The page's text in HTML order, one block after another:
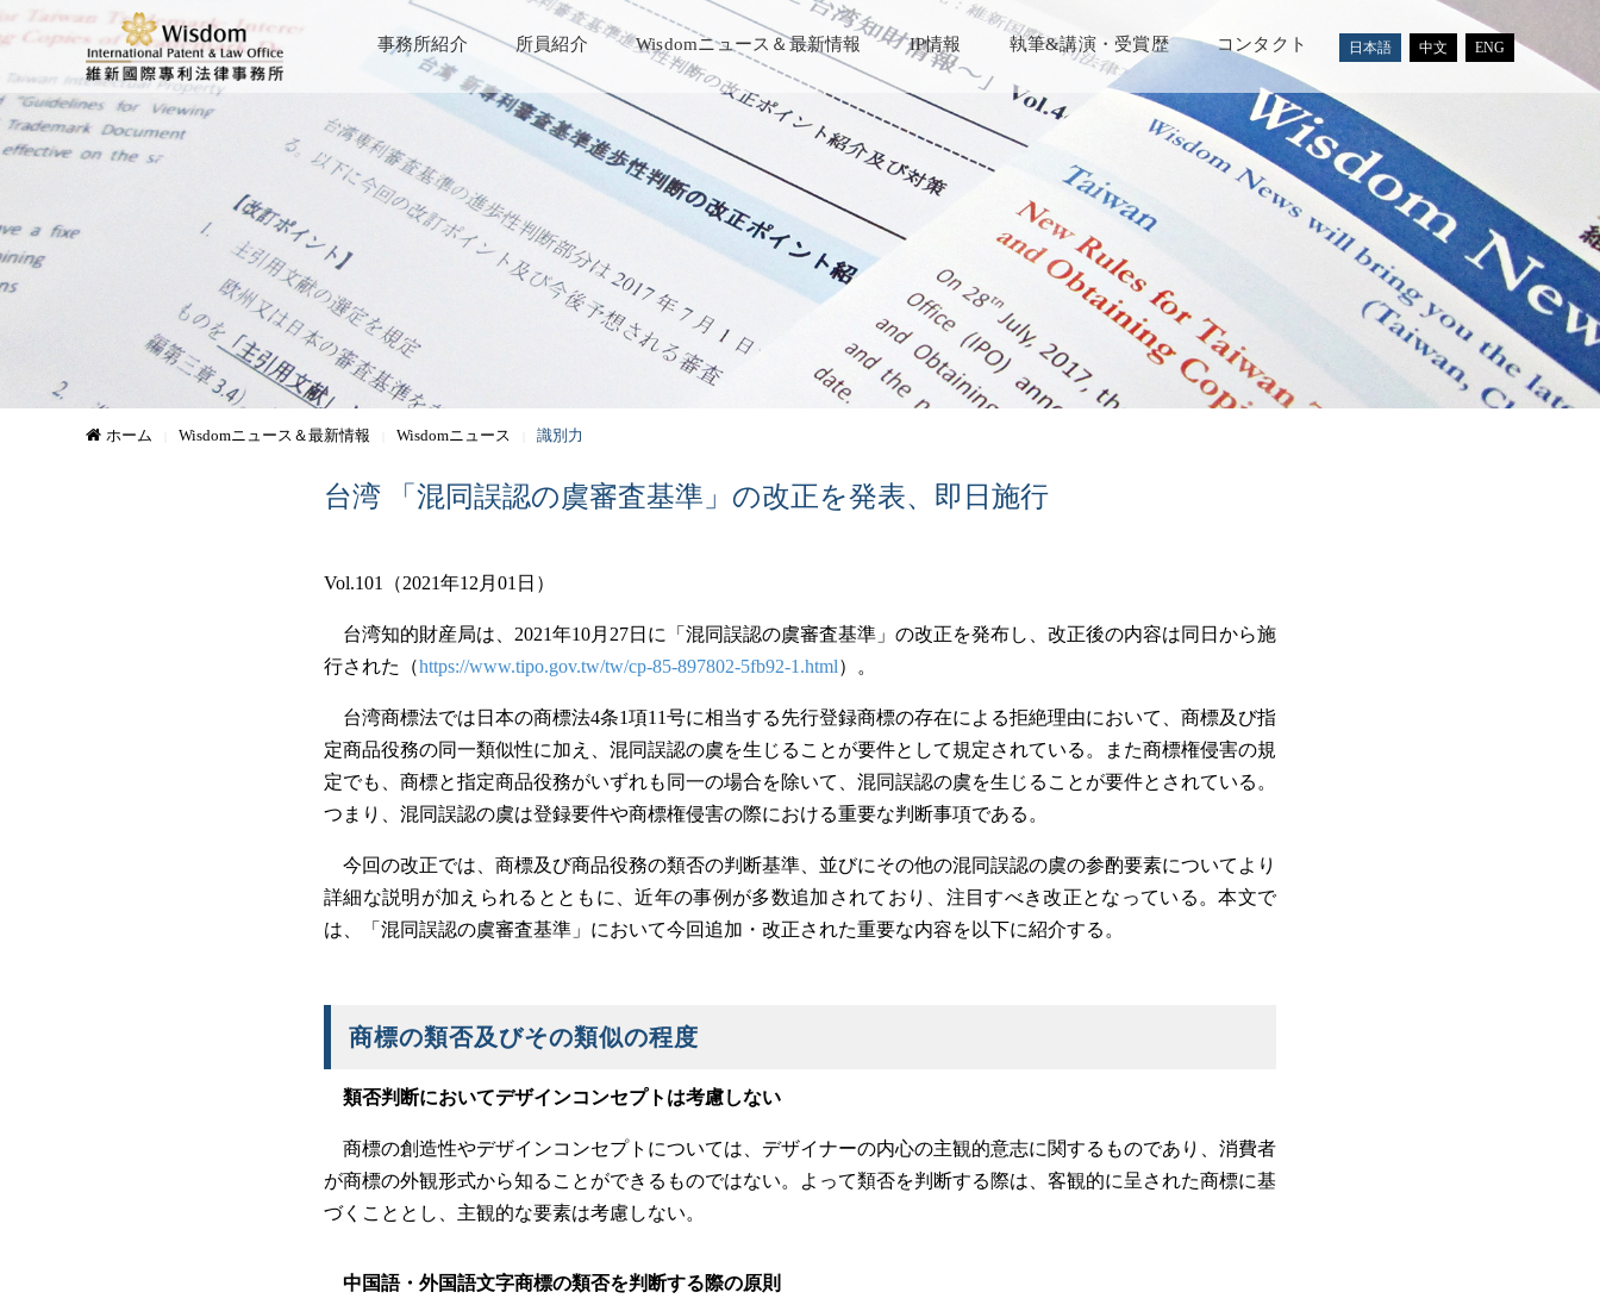
日本語 中文 ENG
事務所紹介 所員紹介 Wisdomニュース＆最新情報 IP情報 執筆&講演・受賞歴 コンタクト
ホーム Wisdomニュース＆最新情報 Wisdomニュース 識別力
台湾 「混同誤認の虞審査基準」の改正を発表、即日施行
Vol.101（2021年12月01日）
台湾知的財産局は、2021年10月27日に「混同誤認の虞審査基準」の改正を発布し、改正後の内容は同日から施
行された（https://www.tipo.gov.tw/tw/cp-85-897802-5fb92-1.html）。
台湾商標法では日本の商標法4条1項11号に相当する先行登録商標の存在による拒絶理由において、商標及び指
定商品役務の同一類似性に加え、混同誤認の虞を生じることが要件として規定されている。また商標権侵害の規
定でも、商標と指定商品役務がいずれも同一の場合を除いて、混同誤認の虞を生じることが要件とされている。
つまり、混同誤認の虞は登録要件や商標権侵害の際における重要な判断事項である。
今回の改正では、商標及び商品役務の類否の判断基準、並びにその他の混同誤認の虞の参酌要素についてより
詳細な説明が加えられるとともに、近年の事例が多数追加されており、注目すべき改正となっている。本文で
は、「混同誤認の虞審査基準」において今回追加・改正された重要な内容を以下に紹介する。
商標の類否及びその類似の程度
類否判断においてデザインコンセプトは考慮しない
商標の創造性やデザインコンセプトについては、デザイナーの内心の主観的意志に関するものであり、消費者
が商標の外観形式から知ることができるものではない。よって類否を判断する際は、客観的に呈された商標に基
づくこととし、主観的な要素は考慮しない。
中国語・外国語文字商標の類否を判断する際の原則